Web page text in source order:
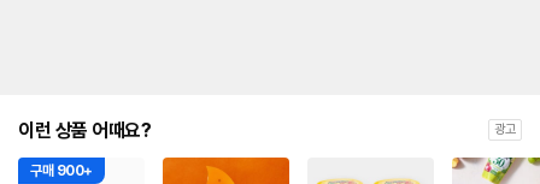
이런 상품 어때요? 광고
구매 900+